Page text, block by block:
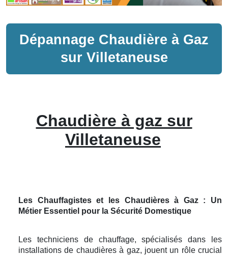
Dépannage Chaudière à Gaz
sur Villetaneuse
Chaudière à gaz sur
Villetaneuse
Les Chauffagistes et les Chaudières à Gaz : Un
Métier Essentiel pour la Sécurité Domestique
Les techniciens de chauffage, spécialisés dans les
installations de chaudières à gaz, jouent un rôle crucial